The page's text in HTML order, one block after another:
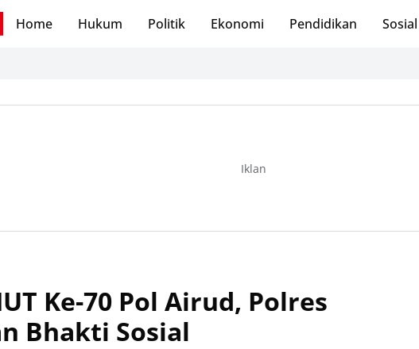
Home Hukum Politik Ekonomi Pendidikan Sosial
Iklan
Ke-70 Pol Airud, Polres
Bhakti Sosial